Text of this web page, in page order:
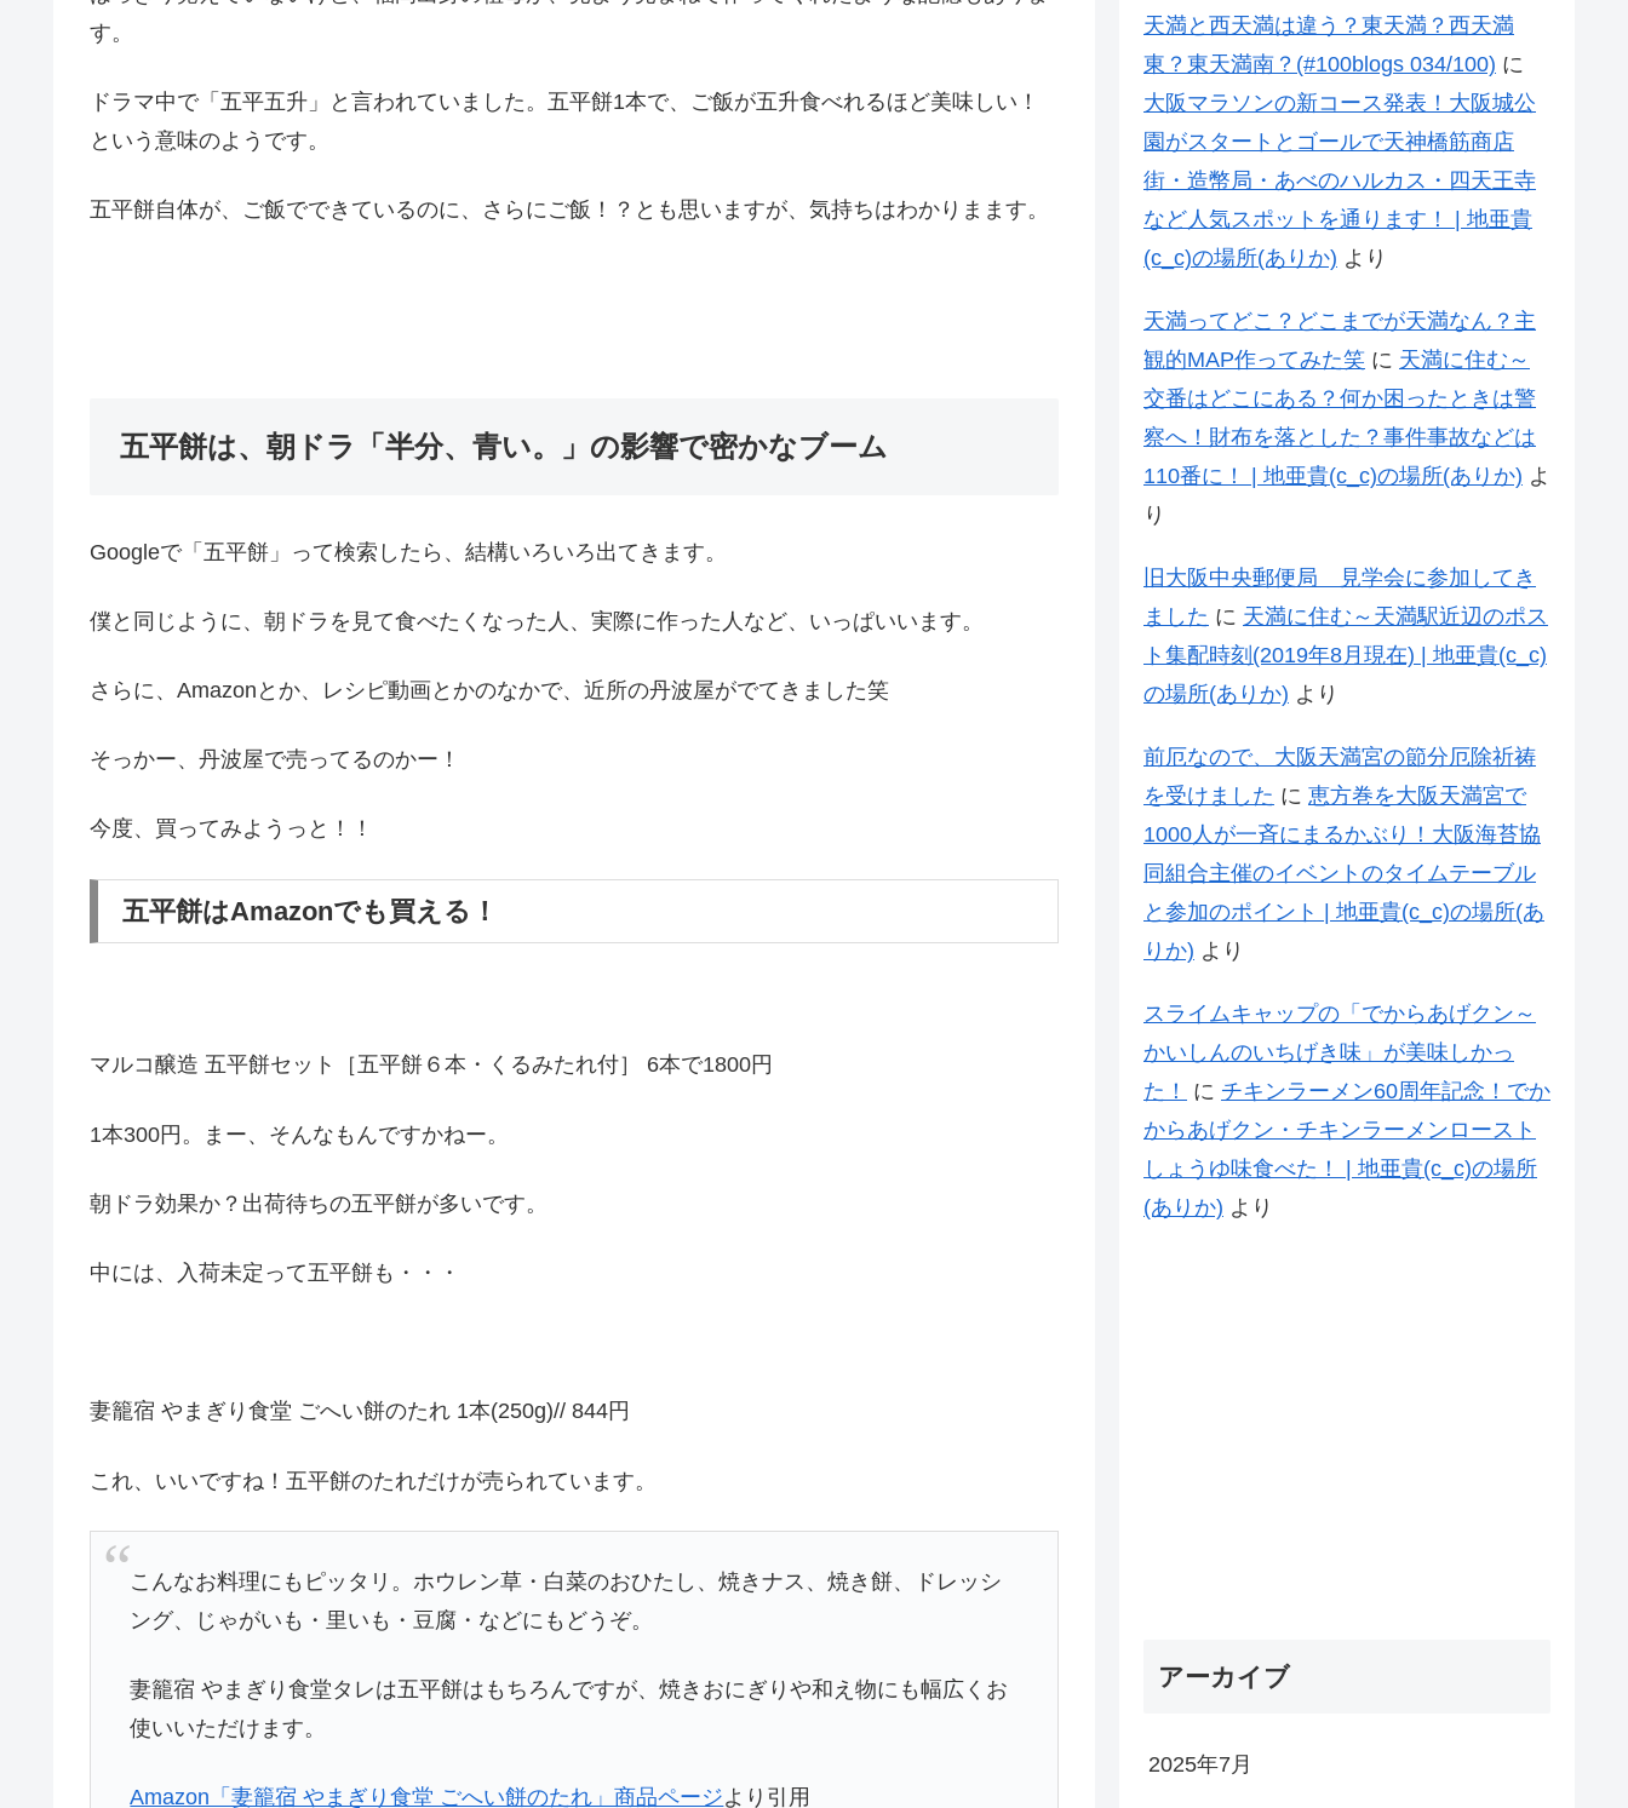
す。
ドラマ中で「五平五升」と言われていました。五平餅1本で、ご飯が五升食べれるほど美味しい！
という意味のようです。
五平餅自体が、ご飯でできているのに、さらにご飯！？とも思いますが、気持ちはわかりまます。
五平餅は、朝ドラ「半分、青い。」の影響で密かなブーム
Googleで「五平餅」って検索したら、結構いろいろ出てきます。
僕と同じように、朝ドラを見て食べたくなった人、実際に作った人など、いっぱいいます。
さらに、Amazonとか、レシピ動画とかのなかで、近所の丹波屋がでてきました笑
そっかー、丹波屋で売ってるのかー！
今度、買ってみようっと！！
五平餅はAmazonでも買える！
マルコ醸造 五平餅セット［五平餅６本・くるみたれ付］ 6本で1800円
1本300円。まー、そんなもんですかねー。
朝ドラ効果か？出荷待ちの五平餅が多いです。
中には、入荷未定って五平餅も・・・
妻籠宿 やまぎり食堂 ごへい餅のたれ 1本(250g)// 844円
これ、いいですね！五平餅のたれだけが売られています。
こんなお料理にもピッタリ。ホウレン草・白菜のおひたし、焼きナス、焼き餅、ドレッシ
ング、じゃがいも・里いも・豆腐・などにもどうぞ。
妻籠宿 やまぎり食堂タレは五平餅はもちろんですが、焼きおにぎりや和え物にも幅広くお
使いいただけます。
Amazon「妻籠宿 やまぎり食堂 ごへい餅のたれ」商品ページより引用
天満と西天満は違う？東天満？西天満
東？東天満南？(#100blogs 034/100) に
大阪マラソンの新コース発表！大阪城公
園がスタートとゴールで天神橋筋商店
街・造幣局・あべのハルカス・四天王寺
など人気スポットを通ります！ | 地亜貴
(c_c)の場所(ありか) より
天満ってどこ？どこまでが天満なん？主
観的MAP作ってみた笑 に 天満に住む～
交番はどこにある？何か困ったときは警
察へ！財布を落とした？事件事故などは
110番に！ | 地亜貴(c_c)の場所(ありか) よ
り
旧大阪中央郵便局 見学会に参加してき
ました に 天満に住む～天満駅近辺のポス
ト集配時刻(2019年8月現在) | 地亜貴(c_c)
の場所(ありか) より
前厄なので、大阪天満宮の節分厄除祈祷
を受けました に 恵方巻を大阪天満宮で
1000人が一斉にまるかぶり！大阪海苔協
同組合主催のイベントのタイムテーブル
と参加のポイント | 地亜貴(c_c)の場所(あ
りか) より
スライムキャップの「でからあげクン～
かいしんのいちげき味」が美味しかっ
た！
に チキンラーメン60周年記念！でか
からあげクン・チキンラーメンロースト
しょうゆ味食べた！ | 地亜貴(c_c)の場所
(ありか) より
アーカイブ
2025年7月